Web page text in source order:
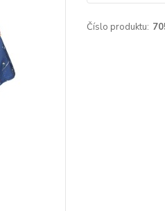
Číslo produktu: